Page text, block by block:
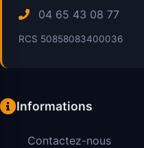
04 65 43 08 77
RCS 50858083400036
Informations
Contactez-nous